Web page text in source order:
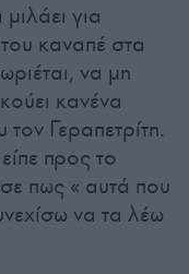
για
καναπέ στα
να μη
κανένα
Γεραπετρίτη.
προς το
πως « αυτά που
να τα λέω